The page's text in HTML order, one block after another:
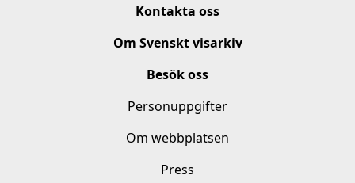
Kontakta oss
Om Svenskt visarkiv
Besök oss
Personuppgifter
Om webbplatsen
Press